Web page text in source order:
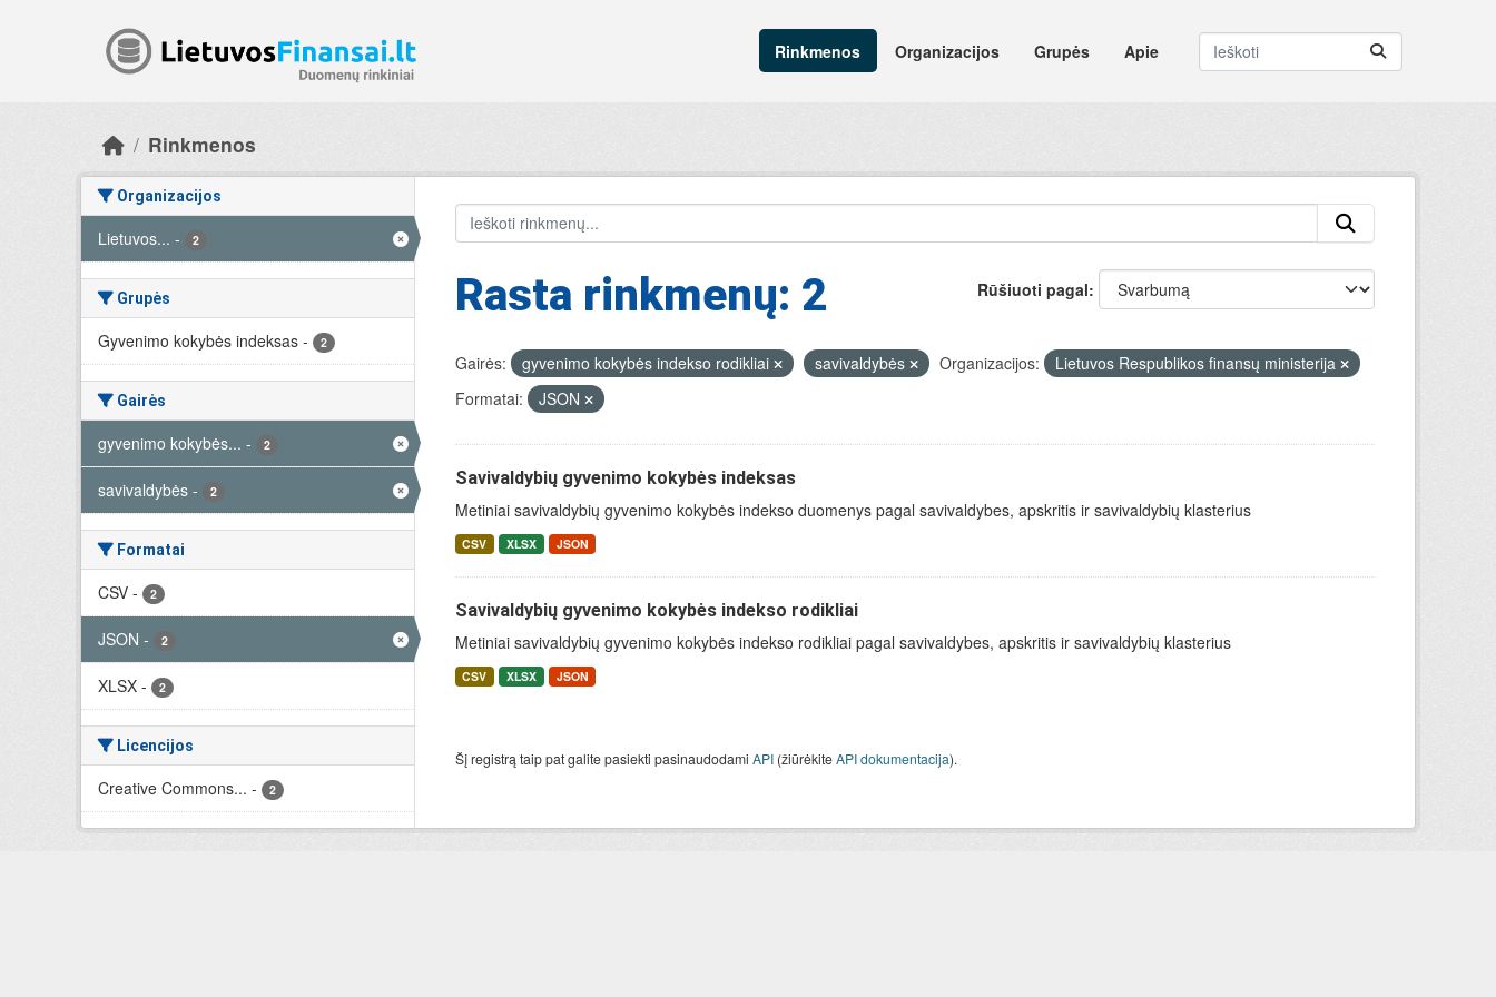
Rinkmenos
Organizacijos Grupės Apie
Rinkmenos
Organizacijos
Lietuvos... - 2
Grupės
Gyvenimo kokybės indeksas - 2
Gairės
gyvenimo kokybės... - 2
savivaldybės - 2
Formatai
CSV - 2
JSON - 2
XLSX - 2
Licencijos
Creative Commons... - 2
Rūšiuoti pagal
Rasta rinkmenų: 2
Gairės: gyvenimo kokybės indekso rodikliai savivaldybės Organizacijos:
Lietuvos Respublikos finansų ministerija
Formatai:
JSON
Savivaldybių gyvenimo kokybės indeksas
Metiniai savivaldybių gyvenimo kokybės indekso duomenys pagal savivaldybes, apskritis ir savivaldybių klasterius
CSV XLSX JSON
Savivaldybių gyvenimo kokybės indekso rodikliai
Metiniai savivaldybių gyvenimo kokybės indekso rodikliai pagal savivaldybes, apskritis ir savivaldybių klasterius
CSV XLSX JSON
Šį registrą taip pat galite pasiekti pasinaudodami API(žiūrėkiteAPI dokumentacija).